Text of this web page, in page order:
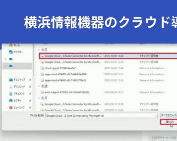
次の画像